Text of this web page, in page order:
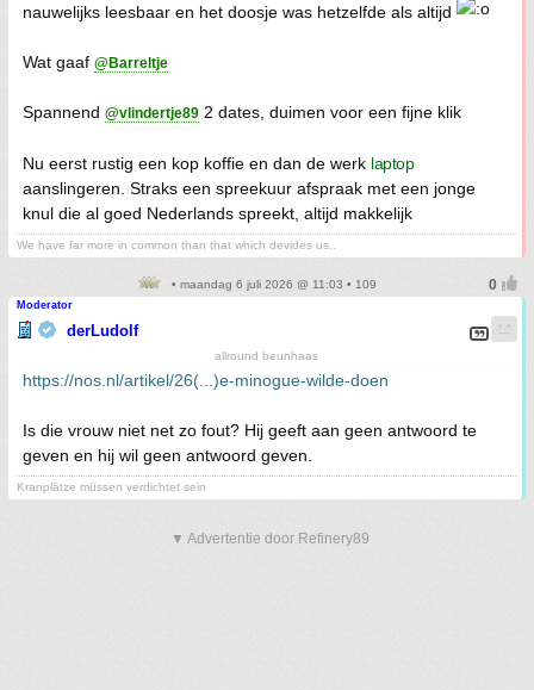
nauwelijks leesbaar en het doosje was hetzelfde als altijd
Wat gaaf @Barreltje
Spannend @vlindertje89 2 dates, duimen voor een fijne klik
Nu eerst rustig een kop koffie en dan de werk laptop
aanslingeren. Straks een spreekuur afspraak met een jonge
knul die al goed Nederlands spreekt, altijd makkelijk
We have far more in common than that which devides us..
• maandag 6 juli 2026 @ 11:03 • 109
Moderator
derLudolf
allround beunhaas
https://nos.nl/artikel/26(...)e-minogue-wilde-doen
Is die vrouw niet net zo fout? Hij geeft aan geen antwoord te
geven en hij wil geen antwoord geven.
Kranplätze müssen verdichtet sein
▼ Advertentie door Refinery89